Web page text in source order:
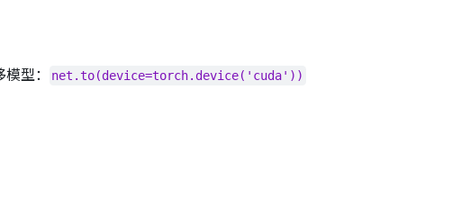
型： net.to(device=torch.device('cuda'))